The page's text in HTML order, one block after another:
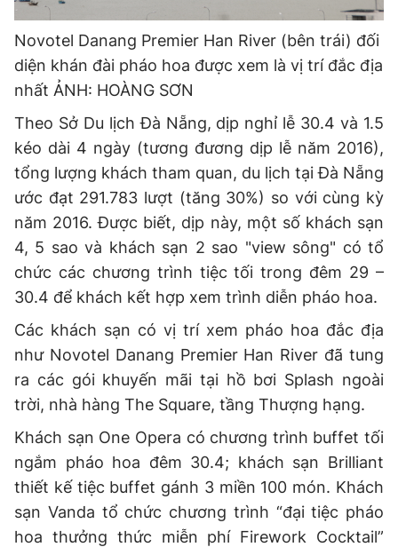
Novotel Danang Premier Han River (bên trái) đối
diện khán đài pháo hoa được xem là vị trí đắc địa
nhất ẢNH: HOÀNG SƠN
Theo Sở Du lịch Đà Nẵng, dịp nghỉ lễ 30.4 và 1.5
kéo dài 4 ngày (tương đương dịp lễ năm 2016),
tổng lượng khách tham quan, du lịch tại Đà Nẵng
ước đạt 291.783 lượt (tăng 30%) so với cùng kỳ
năm 2016. Được biết, dịp này, một số khách sạn
4, 5 sao và khách sạn 2 sao "view sông" có tổ
chức các chương trình tiệc tối trong đêm 29 –
30.4 để khách kết hợp xem trình diễn pháo hoa.
Các khách sạn có vị trí xem pháo hoa đắc địa
như Novotel Danang Premier Han River đã tung
ra các gói khuyến mãi tại hồ bơi Splash ngoài
trời, nhà hàng The Square, tầng Thượng hạng.
Khách sạn One Opera có chương trình buffet tối
ngắm pháo hoa đêm 30.4; khách sạn Brilliant
thiết kế tiệc buffet gánh 3 miền 100 món. Khách
sạn Vanda tổ chức chương trình “đại tiệc pháo
hoa thưởng thức miễn phí Firework Cocktail”